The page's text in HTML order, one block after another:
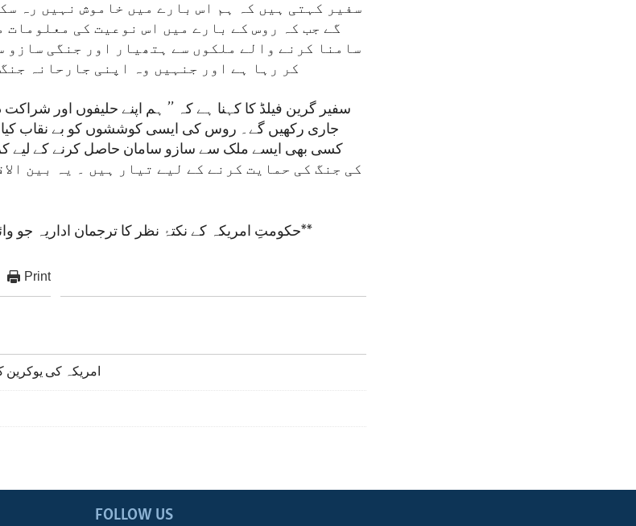
سفیر کہتی ہیں کہ ہم اس بارے میں خاموش نہیں رہ
گے جب کہ روس کے بارے میں اس نوعیت کی معلومات
سامنا کرنے والے ملکوں سے ہتھیار اور جنگی سازو
کر رہا ہے اور جنہیں وہ اپنی جارحانہ
سفیر گرین فیلڈ کا کہنا ہے کہ ’’ ہم اپنے حلیفوں اور
جاری رکھیں گے۔ روس کی ایسی کوششوں کو بے نقاب
کسی بھی ایسے ملک سے سازو سامان حاصل کرنے کے لیے
کی جنگ کی حمایت کرنے کے لیے تیار ہیں ۔ یہ بین
حکومتِ امریکہ کے نکتۂ نظر کا ترجمان اداریہ جو وائس آف امریکہ سے نشر کیا گیا**
Print
امریکہ کی یوکرین
FOLLOW US